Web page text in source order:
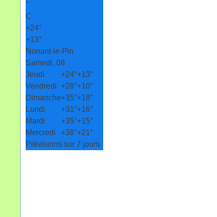
°
C
+24°
+13°
Nonant-le-Pin
Samedi, 08
Jeudi
+24°+13°
Vendredi +28°+10°
Dimanche+35°+18°
Lundi
+31°+16°
Mardi
+35°+15°
Mercredi
+38°+21°
Prévisions sur 7 jours